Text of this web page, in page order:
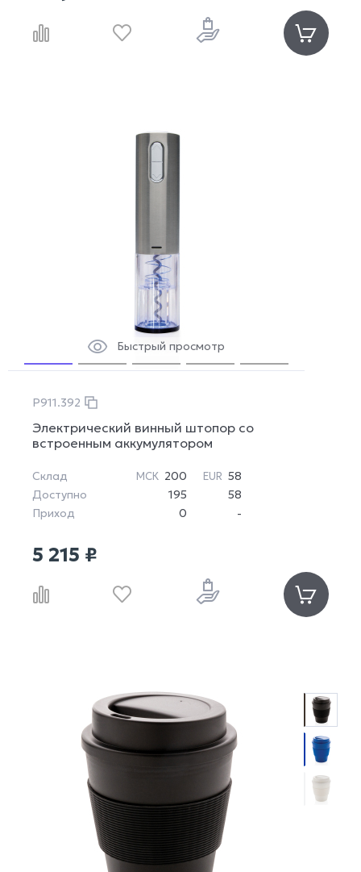
Быстрый просмотр
P911.392
Электрический винный штопор со
встроенным аккумулятором
Склад МСК 200 EUR 58
Доступно
195
58
Приход
0 -
5 215 ₽